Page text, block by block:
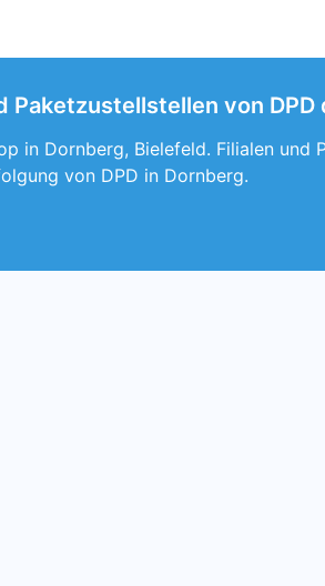
Paketzustellstellen von
in Dornberg, Bielefeld. Filialen und
von DPD in Dornberg.